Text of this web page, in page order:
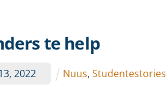
te help
, 2022 Nuus, Studentestories